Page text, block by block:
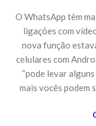
O WhatsApp têm
ligações com
nova função
celulares com
“pode levar
mais vocês podem